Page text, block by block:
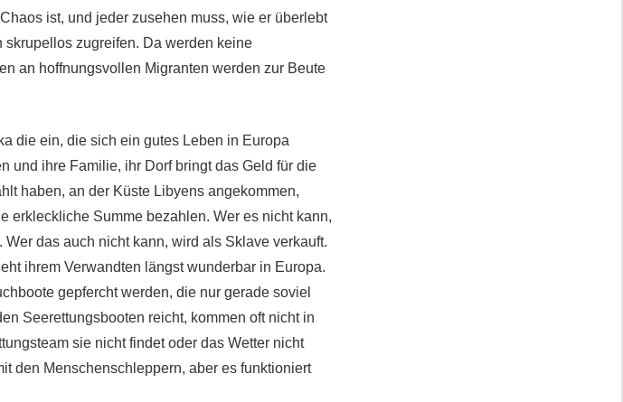
ist, und jeder zusehen muss, wie er überlebt
zugreifen. Da werden keine
an hoffnungsvollen Migranten werden zur Beute
die ein, die sich ein gutes Leben in Europa
und ihre Familie, ihr Dorf bringt das Geld für die
haben, an der Küste Libyens angekommen,
erkleckliche Summe bezahlen. Wer es nicht kann,
das auch nicht kann, wird als Sklave verkauft.
ihrem Verwandten längst wunderbar in Europa.
gepfercht werden, die nur gerade soviel
Seerettungsbooten reicht, kommen oft nicht in
sie nicht findet oder das Wetter nicht
den Menschenschleppern, aber es funktioniert